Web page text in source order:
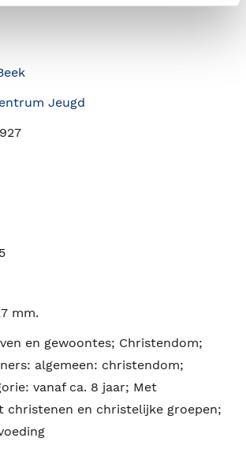
Jeugd
mm.
en gewoontes; Christendom;
algemeen: christendom;
vanaf ca. 8 jaar; Met
christenen en christelijke groepen;